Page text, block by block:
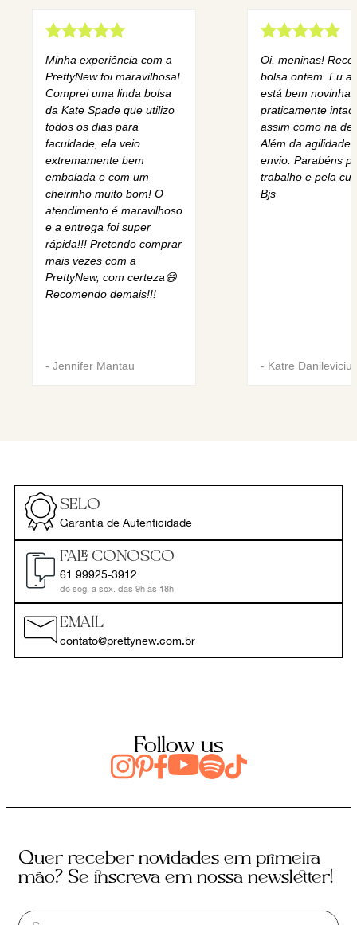
Minha experiência com a
PrettyNew foi maravilhosa!
Comprei uma linda bolsa
da Kate Spade que utilizo
todos os dias para
faculdade, ela veio
extremamente bem
embalada e com um
cheirinho muito bom! O
atendimento é maravilhoso
e a entrega foi super
rápida!!! Pretendo comprar
mais vezes com a
PrettyNew, com certeza😄
Recomendo demais!!!
- Jennifer Mantau
Oi, meninas!
bolsa ontem. Eu
está bem novinha,
praticamente
assim como na
Além da agilidade
envio. Parabéns
trabalho e pela
Bjs
- Katre Danilevicius
SELO
Garantia de Autenticidade
FALE CONOSCO
61 99925-3912
de seg. a sex. das 9h às 18h
EMAIL
contato@prettynew.com.br
Follow us
Quer receber novidades em primeira
mão? Se inscreva em nossa newsletter!